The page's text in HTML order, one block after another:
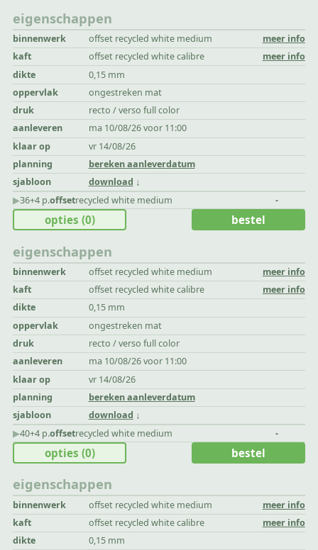
eigenschappen
binnenwerk offset recycled white medium
meer info
kaft
offset recycled white calibre
meer info
dikte
0,15 mm
oppervlak
ongestreken mat
druk
recto / verso full color
aanleveren
ma 10/08/26 voor 11:00
klaar op
vr 14/08/26
planning
bereken aanleverdatum
sjabloon
download
▶︎36+4 p.offsetrecycled white medium -
eigenschappen
binnenwerk offset recycled white medium
meer info
kaft
offset recycled white calibre
meer info
dikte
0,15 mm
oppervlak
ongestreken mat
druk
recto / verso full color
aanleveren
ma 10/08/26 voor 11:00
klaar op
vr 14/08/26
planning
bereken aanleverdatum
sjabloon
download
opties (0) bestel
▶︎40+4 p.offsetrecycled white medium -
eigenschappen
binnenwerk offset recycled white medium
meer info
kaft
offset recycled white calibre
meer info
dikte
0,15 mm
opties (0) bestel